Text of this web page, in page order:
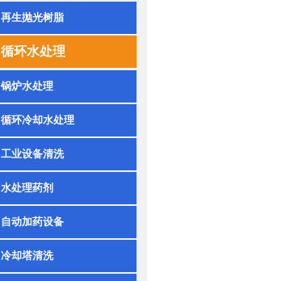
再生抛光树脂
循环水处理
锅炉水处理
循环冷却水处理
工业设备清洗
水处理药剂
自动加药设备
冷却塔清洗